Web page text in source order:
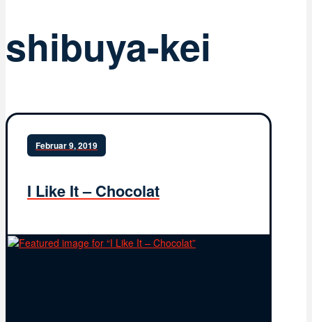
shibuya-kei
Februar 9, 2019
I Like It – Chocolat